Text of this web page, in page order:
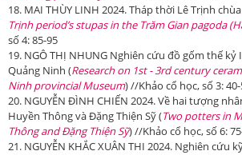
18. MAI THÙY LINH 2024. Tháp thời Lê Trịnh
Trịnh period’s stupas in the Trăm Gian pagoda
số 4: 85-95
19. NGÔ THỊ NHUNG Nghiên cứu đồ gốm thế kỷ
Quảng Ninh (Research on 1st - 3rd century
Ninhprovincial Museum) //Khảo cổ học, số 3:
20. NGUYỄN ĐÌNH CHIẾN 2024. Về hai tượng
Huyền Thông và Đặng Thiện Sỹ (Two potters in
Thông and Đặng Thiện Sỹ) //Khảo cổ học, số 6:
21. NGUYỄN KHẮC XUÂN THI 2024. Nghiên cứu